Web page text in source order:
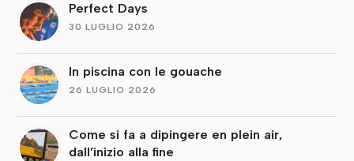
Perfect Days
30 LUGLIO 2026
In piscina con le gouache
26 LUGLIO 2026
Come si fa a dipingere en plein air,
dall’inizio alla fine